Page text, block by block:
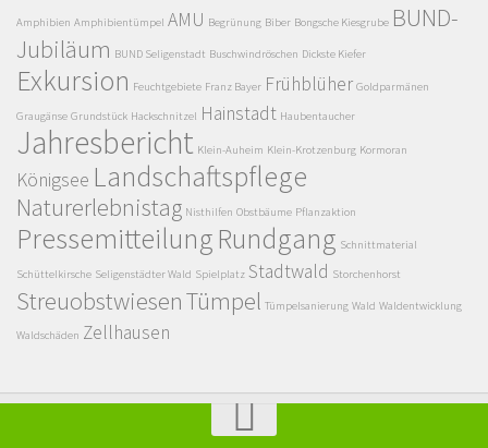
Amphibien Amphibientümpel AMU Begrünung Biber Bongsche Kiesgrube BUND-
Jubiläum BUND Seligenstadt Buschwindröschen Dickste Kiefer
Exkursion Feuchtgebiete Franz Bayer Frühblüher Goldparmänen
Graugänse Grundstück Hackschnitzel Hainstadt Haubentaucher
Jahresbericht Klein-Auheim Klein-Krotzenburg Kormoran
Königsee Landschaftspflege
Naturerlebnistag Nisthilfen Obstbäume Pflanzaktion
Pressemitteilung Rundgang Schnittmaterial
Schüttelkirsche Seligenstädter Wald Spielplatz Stadtwald Storchenhorst
StreuobstwiesenTümpel Tümpelsanierung Wald Waldentwicklung
Waldschäden Zellhausen